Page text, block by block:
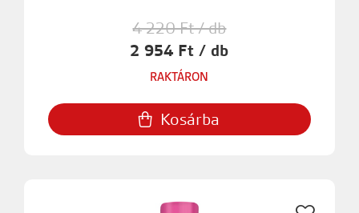
4 220 Ft / db
2 954 Ft / db
RAKTÁRON
Kosárba